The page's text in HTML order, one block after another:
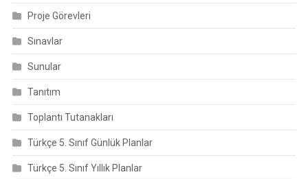
Proje Görevleri
Sınavlar
Sunular
Tanıtım
Toplantı Tutanakları
Türkçe 5. Sınıf Günlük Planlar
Türkçe 5. Sınıf Yıllık Planlar